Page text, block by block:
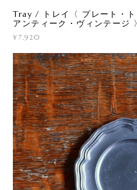
Tray / トレイ〈 プレート・ト
アンティーク・ヴィンテージ
¥7,920